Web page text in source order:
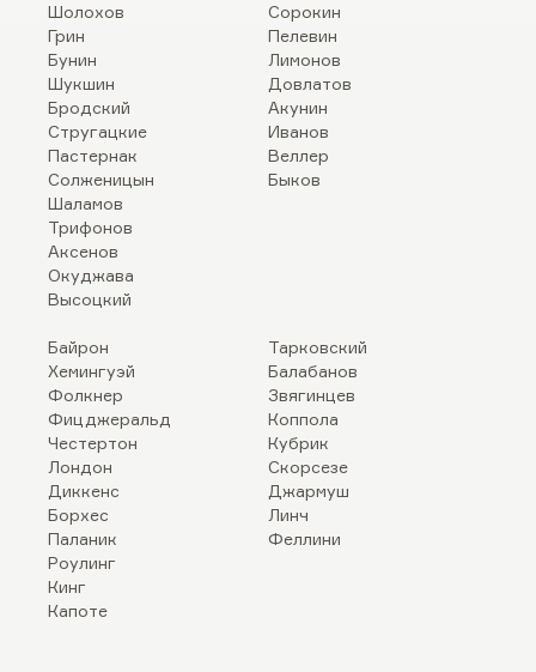
Шолохов
Грин
Бунин
Шукшин
Бродский
Стругацкие
Пастернак
Солженицын
Шаламов
Трифонов
Аксенов
Окуджава
Высоцкий
Сорокин
Пелевин
Лимонов
Довлатов
Акунин
Иванов
Веллер
Быков
Байрон
Хемингуэй
Фолкнер
Фицджеральд
Честертон
Лондон
Диккенс
Борхес
Паланик
Роулинг
Кинг
Капоте
Тарковский
Балабанов
Звягинцев
Коппола
Кубрик
Скорсезе
Джармуш
Линч
Феллини